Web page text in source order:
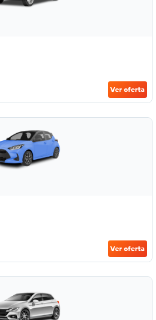
Ver oferta
Ver oferta